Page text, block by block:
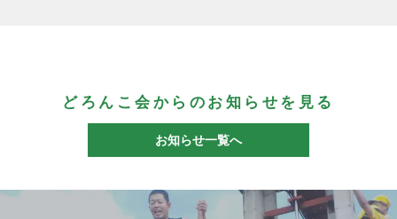
どろんこ会からのお知らせを見る
お知らせ一覧へ